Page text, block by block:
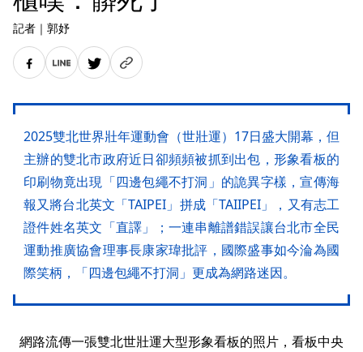
記者 ｜ 郭妤
2025雙北世界壯年運動會（世壯運）17日盛大開幕，但
主辦的雙北市政府近日卻頻頻被抓到出包，形象看板的
印刷物竟出現「四邊包繩不打洞」的詭異字樣，宣傳海
報又將台北英文「TAIPEI」拼成「TAIIPEI」，又有志工
證件姓名英文「直譯」；一連串離譜錯誤讓台北市全民
運動推廣協會理事長康家瑋批評，國際盛事如今淪為國
際笑柄，「四邊包繩不打洞」更成為網路迷因。
網路流傳一張雙北世壯運大型形象看板的照片，看板中央